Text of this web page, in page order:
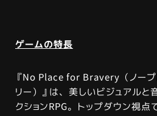
ゲームの特長
『No Place for Bravery（ノープ
リー）』は、美しいビジュアルと
クションRPG。トップダウン視点